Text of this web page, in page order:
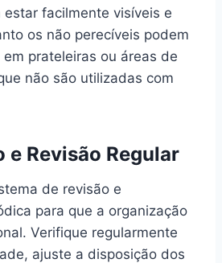
estar facilmente visíveis e
os não perecíveis podem
prateleiras ou áreas de
não são utilizadas com
e Revisão Regular
de revisão e
para que a organização
Verifique regularmente
ajuste a disposição dos